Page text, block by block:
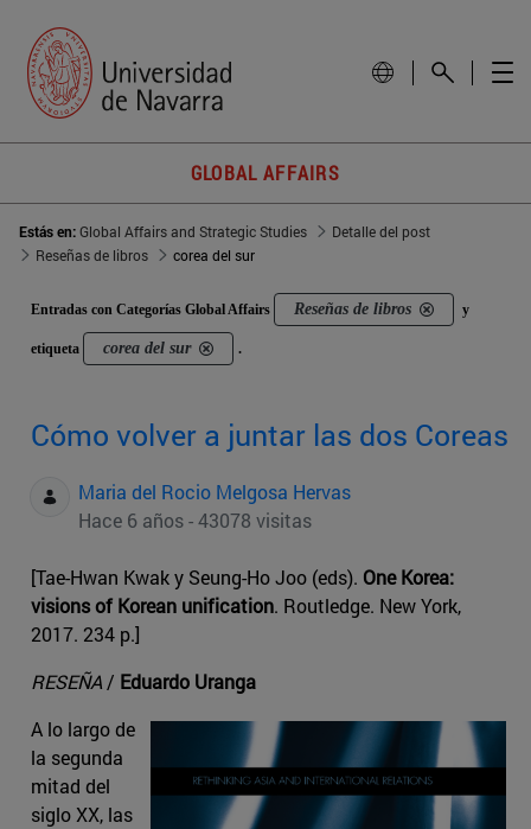
GLOBAL AFFAIRS
Estás en:Global Affairs and Strategic Studies
Detalle del post
Reseñas de libros
corea del sur
Entradas con Categorías Global Affairs Reseñas de libros y
etiqueta corea del sur .
Cómo volver a juntar las dos Coreas
Maria del Rocio Melgosa Hervas
Hace 6 años - 43078 visitas
[Tae-Hwan Kwak y Seung-Ho Joo (eds). One Korea:
visions of Korean unification. Routledge. New York,
2017. 234 p.]
RESEÑA/ Eduardo Uranga
A lo largo de
la segunda
mitad del
siglo XX, las